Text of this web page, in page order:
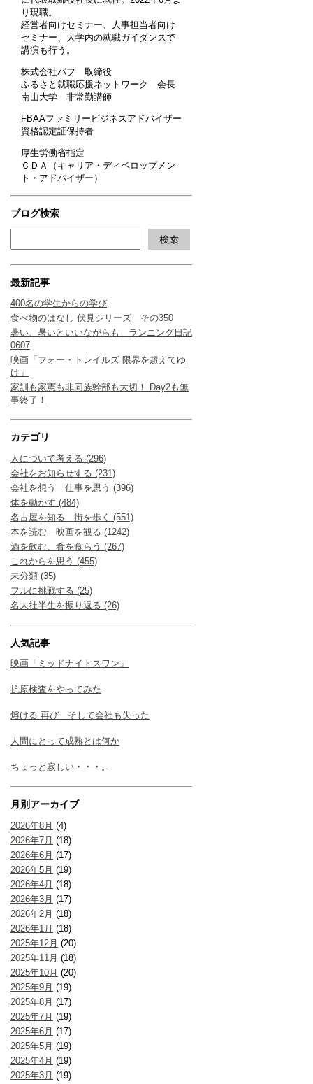
り現職。
経営者向けセミナー、人事担当者向け
セミナー、大学内の就職ガイダンスで
講演も行う。
株式会社パフ 取締役
ふるさと就職応援ネットワーク 会長
南山大学 非常勤講師
FBAAファミリービジネスアドバイザー
資格認定証保持者
厚生労働省指定
ＣＤＡ（キャリア・ディベロップメン
ト・アドバイザー）
ブログ検索
最新記事
400名の学生からの学び
食べ物のはなし 伏見シリーズ その350
暑い、暑いといいながらも ランニング日記
0607
映画「フォー・トレイルズ 限界を超えてゆ
け」
家訓も家憲も非同族幹部も大切！ Day2も無
事終了！
カテゴリ
人について考える (296)
会社をお知らせする (231)
会社を想う 仕事を思う (396)
体を動かす (484)
名古屋を知る 街を歩く (551)
本を読む 映画を観る (1242)
酒を飲む、肴を食らう (267)
これからを思う (455)
未分類 (35)
フルに挑戦する (25)
名大社半生を振り返る (26)
人気記事
映画「ミッドナイトスワン」
抗原検査をやってみた
熔ける 再び そして会社も失った
人間にとって成熟とは何か
ちょっと寂しい・・・。
月別アーカイブ
2026年8月 (4)
2026年7月 (18)
2026年6月 (17)
2026年5月 (19)
2026年4月 (18)
2026年3月 (17)
2026年2月 (18)
2026年1月 (18)
2025年12月 (20)
2025年11月 (18)
2025年10月 (20)
2025年9月 (19)
2025年8月 (17)
2025年7月 (19)
2025年6月 (17)
2025年5月 (19)
2025年4月 (19)
2025年3月 (19)